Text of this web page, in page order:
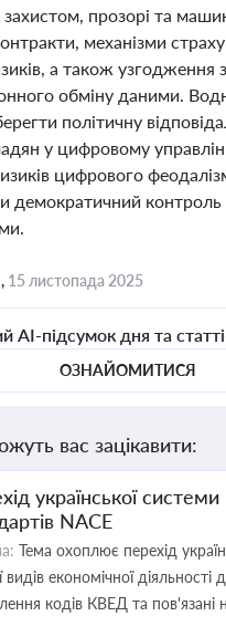
прозорі та
механізми
а також узгодження
обміну даними.
політичну
у цифровому
цифрового
демократичний
15 листопада 2025
AI-підсумок дня та
ОЗНАЙОМИТИСЯ
вас зацікавити:
української
NACE
Тема охоплює перехід
видів економічної діяльності
кодів КВЕД та пов'язані